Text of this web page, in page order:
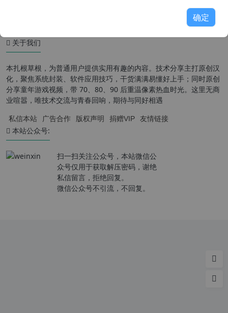
关于我们
本扎根草根，为普通用户提供实用有趣的内容。技术分享主打原创汉
化，聚焦系统封装、软件应用技巧，干货满满易懂好上手；同时原创
分享童年游戏视频，带 70、80、90 后重温像素热血时光。这里无商
业喧嚣，唯技术交流与青春回响，期待与同好相遇
私信本站 广告合作 版权声明 捐赠VIP 友情链接
本站公众号:
扫一扫关注公众号，本站微信公
众号仅用于获取解压密码，谢绝
私信留言，拒绝回复。
微信公众号不引流，不回复。
确定